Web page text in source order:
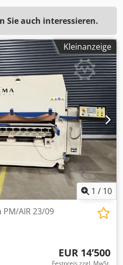
Sie auch interessieren.
Kleinanzeige
1 / 10
AIR 23/09
EUR 14’500